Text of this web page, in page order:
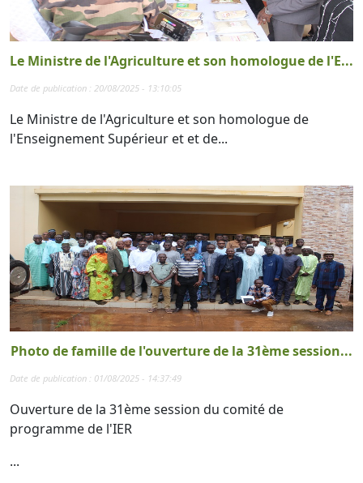
Le Ministre de l'Agriculture et son homologue de l'E...
Date de publication : 20/08/2025 - 13:10:05
Le Ministre de l'Agriculture et son homologue de
l'Enseignement Supérieur et et de...
Photo de famille de l'ouverture de la 31ème session...
Date de publication : 01/08/2025 - 14:37:49
Ouverture de la 31ème session du comité de
programme de l'IER
...